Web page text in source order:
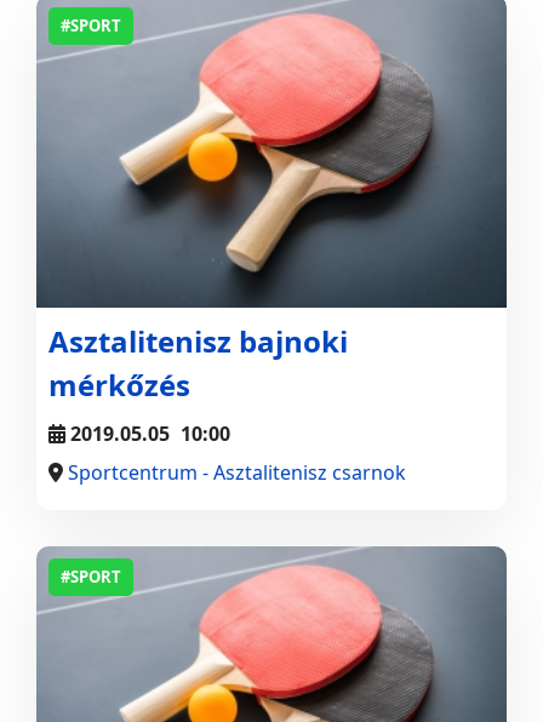
#SPORT
Asztalitenisz bajnoki
mérkőzés
2019.05.05 10:00
Sportcentrum - Asztalitenisz csarnok
#SPORT